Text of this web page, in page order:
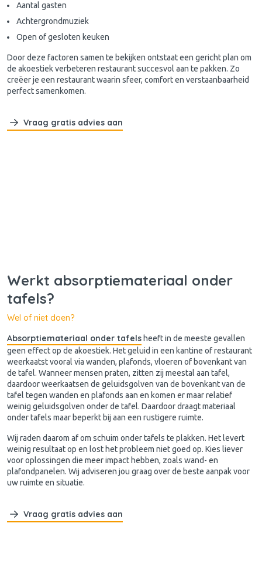
Aantal gasten
Achtergrondmuziek
Open of gesloten keuken
Door deze factoren samen te bekijken ontstaat een gericht plan om
de akoestiek verbeteren restaurant succesvol aan te pakken. Zo
creëer je een restaurant waarin sfeer, comfort en verstaanbaarheid
perfect samenkomen.
Vraag gratis advies aan
Werkt absorptiemateriaal onder
tafels?
Wel of niet doen?
Absorptiemateriaal onder tafels heeft in de meeste gevallen
geen effect op de akoestiek. Het geluid in een kantine of restaurant
weerkaatst vooral via wanden, plafonds, vloeren of bovenkant van
de tafel. Wanneer mensen praten, zitten zij meestal aan tafel,
daardoor weerkaatsen de geluidsgolven van de bovenkant van de
tafel tegen wanden en plafonds aan en komen er maar relatief
weinig geluidsgolven onder de tafel. Daardoor draagt materiaal
onder tafels maar beperkt bij aan een rustigere ruimte.
Wij raden daarom af om schuim onder tafels te plakken. Het levert
weinig resultaat op en lost het probleem niet goed op. Kies liever
voor oplossingen die meer impact hebben, zoals wand- en
plafondpanelen. Wij adviseren jou graag over de beste aanpak voor
uw ruimte en situatie.
Vraag gratis advies aan